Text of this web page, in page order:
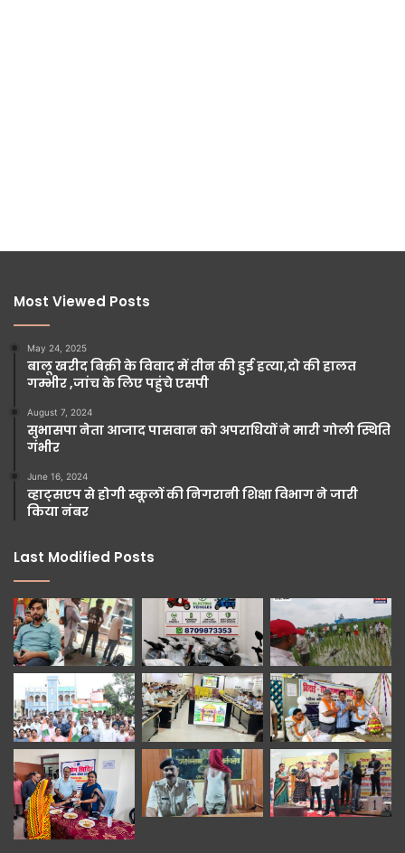
Most Viewed Posts
May 24, 2025
बालू खरीद बिक्री के विवाद में तीन की हुई हत्या,दो की हालत
गम्भीर ,जांच के लिए पहुंचे एसपी
August 7, 2024
सुभासपा नेता आजाद पासवान को अपराधियों ने मारी गोली स्थिति
गंभीर
June 16, 2024
व्हाट्सएप से होगी स्कूलों की निगरानी शिक्षा विभाग ने जारी
किया नंबर
Last Modified Posts